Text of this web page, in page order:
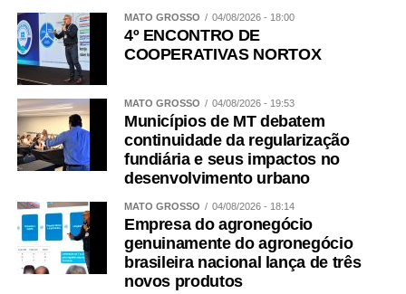
MATO GROSSO 04/08/2026 - 18:00
4º ENCONTRO DE
COOPERATIVAS NORTOX
MATO GROSSO 04/08/2026 - 19:53
Municípios de MT debatem
continuidade da regularização
fundiária e seus impactos no
desenvolvimento urbano
MATO GROSSO 04/08/2026 - 18:14
Empresa do agronegócio
genuinamente do agronegócio
brasileira nacional lança de três
novos produtos